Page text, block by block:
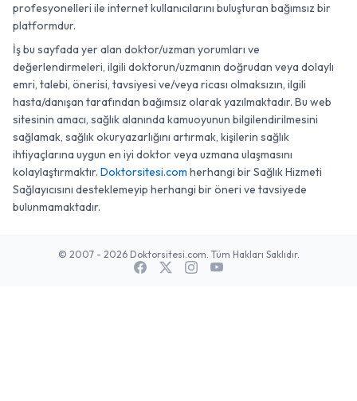
profesyonelleri ile internet kullanıcılarını buluşturan bağımsız bir
platformdur.
İş bu sayfada yer alan doktor/uzman yorumları ve
değerlendirmeleri, ilgili doktorun/uzmanın doğrudan veya dolaylı
emri, talebi, önerisi, tavsiyesi ve/veya ricası olmaksızın, ilgili
hasta/danışan tarafından bağımsız olarak yazılmaktadır. Bu web
sitesinin amacı, sağlık alanında kamuoyunun bilgilendirilmesini
sağlamak, sağlık okuryazarlığını artırmak, kişilerin sağlık
ihtiyaçlarına uygun en iyi doktor veya uzmana ulaşmasını
kolaylaştırmaktır. Doktorsitesi.com herhangi bir Sağlık Hizmeti
Sağlayıcısını desteklemeyip herhangi bir öneri ve tavsiyede
bulunmamaktadır.
© 2007 - 2026 Doktorsitesi.com. Tüm Hakları Saklıdır.